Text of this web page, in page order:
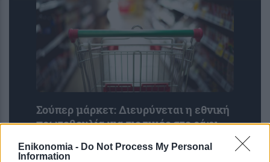
Enikonomia - Do Not Process My Personal
Information
Σούπερ μάρκετ: Διευρύνεται η εθνική
πρωτοβουλία για τις τιμές στο ράφι –
σχολικά και προ...